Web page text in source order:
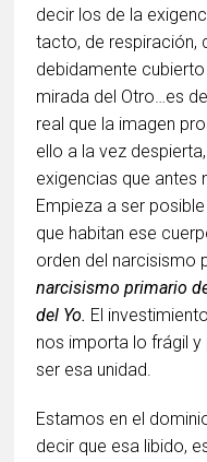
decir los de la
tacto, de respiración,
debidamente
mirada del Otro…es
real que la imagen
ello a la vez
exigencias que antes
Empieza a ser
que habitan ese
orden del narcisismo
narcisismo primario
del Yo. El
nos importa lo frágil
ser esa unidad.
Estamos en el
decir que esa libido,